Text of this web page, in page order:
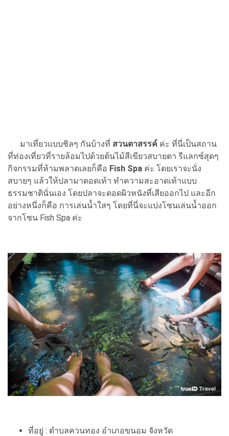
มาเที่ยวแบบชิลๆ กันบ้างที่ สวนตาสรรค์ ค่ะ ที่นี่เป็นสถาน
ที่ท่องเที่ยวที่รายล้อมไปด้วยต้นไม้สีเขียวสบายตา รีแลกซ์สุดๆ
กิจกรรมที่ห้ามพลาดเลยก็คือ Fish Spa ค่ะ โดยเราจะนั่ง
สบายๆ แล้วให้ปลามาตอดเท้า ทำความสะอาดเท้าแบบ
ธรรมชาตินั่นเอง โดยปลาจะตอดผิวหนังที่เสียออกไป และอีก
อย่างหนึ่งก็คือ การเล่นน้ำใสๆ โดยที่นี่จะแบ่งโซนเล่นน้ำออก
จากโซน Fish Spa ค่ะ
ที่อยู่ : ตำบลควนทอง อำเภอขนอม จังหวัด